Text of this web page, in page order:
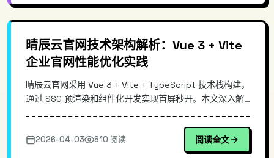
晴辰云官网技术架构解析：Vue 3 + Vite
企业官网性能优化实践
晴辰云官网采用 Vue 3 + Vite + TypeScript 技术栈构建，
通过 SSG 预渲染和组件化开发实现首屏秒开。本文深入解
2026-04-03 810 阅读 阅读全文